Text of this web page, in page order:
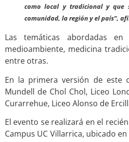
como local y tradicional y que
comunidad, la región y el país”,
Las temáticas abordadas
medioambiente, medicina
entre otras.
En la primera versión de este
Mundell de Chol Chol, Liceo
Curarrehue, Liceo Alonso de
El evento se realizará en el
Campus UC Villarrica, ubicado